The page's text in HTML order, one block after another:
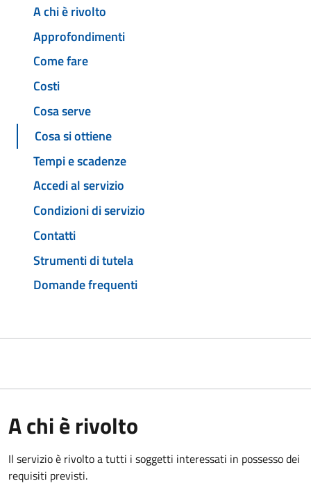
A chi è rivolto
Approfondimenti
Come fare
Costi
Cosa serve
Cosa si ottiene
Tempi e scadenze
Accedi al servizio
Condizioni di servizio
Contatti
Strumenti di tutela
Domande frequenti
A chi è rivolto
Il servizio è rivolto a tutti i soggetti interessati in possesso dei
requisiti previsti.